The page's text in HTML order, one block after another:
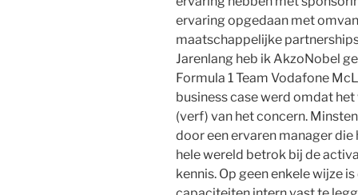
ervaring opgedaan met
maatschappelijke
Jarenlang heb ik AkzoNobel
Formula 1 Team Vodafone
business case werd omdat
(verf) van het concern.
door een ervaren manager die
hele wereld betrok bij de
kennis. Op geen enkele wijze